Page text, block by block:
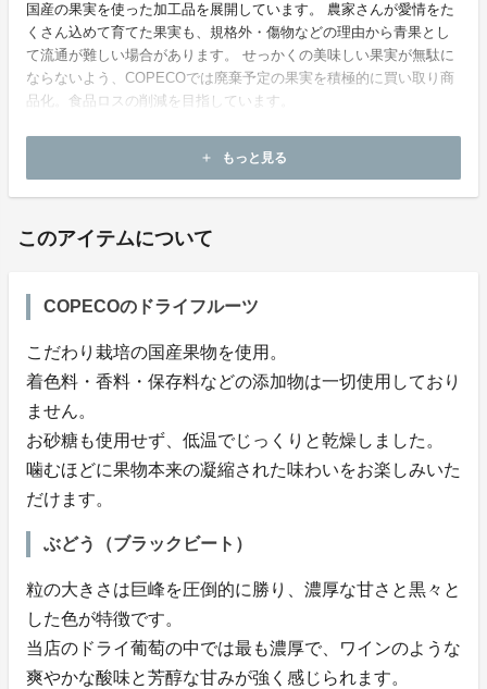
国産の果実を使った加工品を展開しています。 農家さんが愛情をた
くさん込めて育てた果実も、規格外・傷物などの理由から青果とし
て流通が難しい場合があります。 せっかくの美味しい果実が無駄に
ならないよう、COPECOでは廃棄予定の果実を積極的に買い取り商
品化。食品ロスの削減を目指しています。
add もっと見る
このアイテムについて
COPECOのドライフルーツ
こだわり栽培の国産果物を使用。
着色料・香料・保存料などの添加物は一切使用しており
ません。
お砂糖も使用せず、低温でじっくりと乾燥しました。
噛むほどに果物本来の凝縮された味わいをお楽しみいた
だけます。
ぶどう（ブラックビート）
粒の大きさは巨峰を圧倒的に勝り、濃厚な甘さと黒々と
した色が特徴です。
当店のドライ葡萄の中では最も濃厚で、ワインのような
爽やかな酸味と芳醇な甘みが強く感じられます。